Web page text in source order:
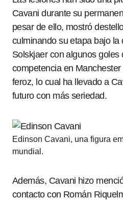
Cavani durante su
pesar de ello, mostró
culminando su etapa bajo
Solskjaer con algunos goles
competencia en
feroz, lo cual ha llevado a
futuro con más seriedad.
Edinson Cavani, una figura
mundial.
Además, Cavani hizo
contacto con Román